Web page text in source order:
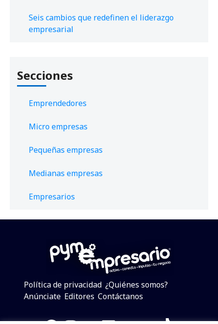
Seis cambios que redefinen el liderazgo
empresarial
Secciones
Emprendedores
Micro empresas
Pequeñas empresas
Medianas empresas
Empresarios
Política de privacidad ¿Quiénes somos?
Anúnciate Editores Contáctanos